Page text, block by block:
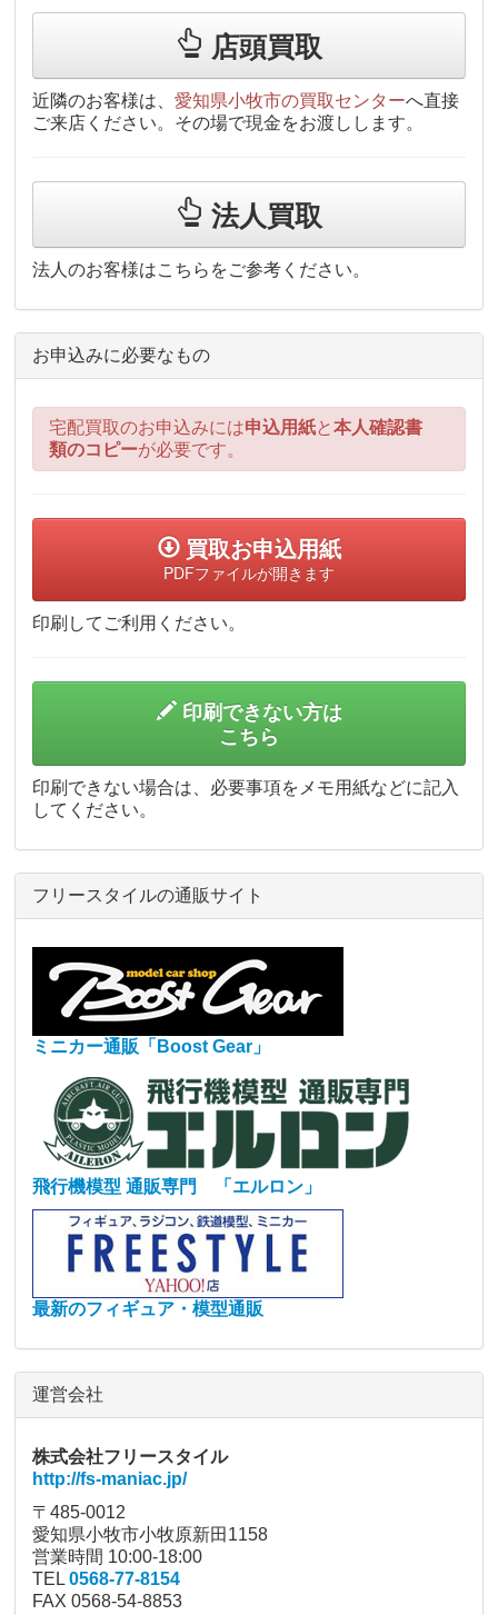
店頭買取
近隣のお客様は、愛知県小牧市の買取センターへ直接
ご来店ください。その場で現金をお渡しします。
法人買取
法人のお客様はこちらをご参考ください。
お申込みに必要なもの
宅配買取のお申込みには申込用紙と本人確認書
類のコピーが必要です。
買取お申込用紙
PDFファイルが開きます
印刷してご利用ください。
印刷できない方は
こちら
印刷できない場合は、必要事項をメモ用紙などに記入
してください。
フリースタイルの通販サイト
ミニカー通販「Boost Gear」
飛行機模型 通販専門 「エルロン」
最新のフィギュア・模型通販
運営会社
株式会社フリースタイル
http://fs-maniac.jp/
〒485-0012
愛知県小牧市小牧原新田1158
営業時間 10:00-18:00
TEL0568-77-8154
FAX 0568-54-8853